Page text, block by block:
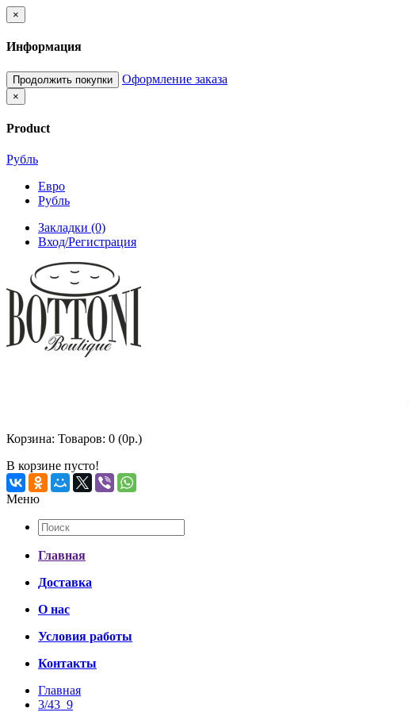
×
Информация
Продолжить покупки Оформление заказа
×
Product
Рубль
Евро
Рубль
Закладки (0)
Вход/Регистрация
Корзина: Товаров: 0 (0р.)
В корзине пусто!
Меню
Главная
Доставка
О нас
Условия работы
Контакты
Главная
3/43_9